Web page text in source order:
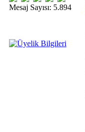
Mesaj Sayısı: 5.894